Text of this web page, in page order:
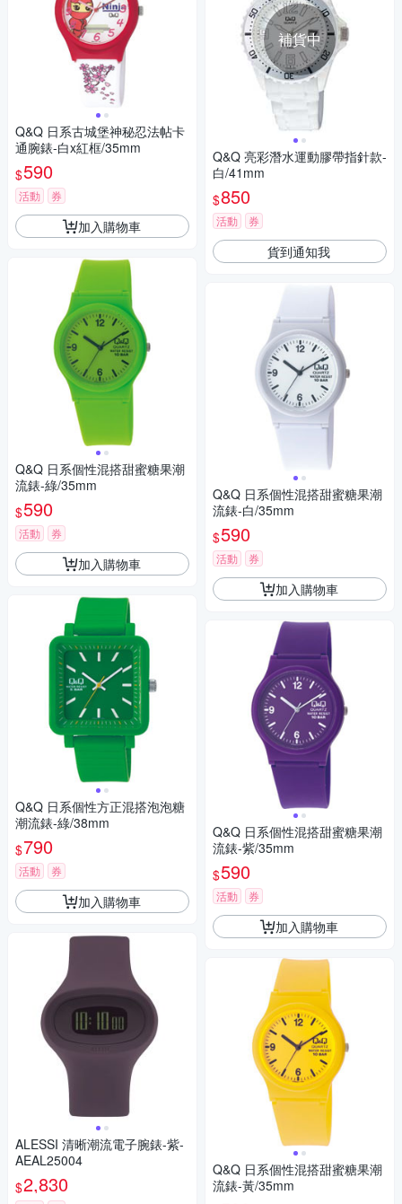
Q&Q 日系古城堡神秘忍法帖卡
通腕錶-白x紅框/35mm
$590
活動 券
加入購物車
Q&Q 日系個性混搭甜蜜糖果潮
流錶-綠/35mm
$590
活動 券
加入購物車
Q&Q 日系個性方正混搭泡泡糖
潮流錶-綠/38mm
$790
活動 券
加入購物車
ALESSI 清晰潮流電子腕錶-紫-
AEAL25004
$2,830
補貨中
Q&Q 亮彩潛水運動膠帶指針款-
白/41mm
$850
活動 券
貨到通知我
Q&Q 日系個性混搭甜蜜糖果潮
流錶-白/35mm
$590
活動 券
加入購物車
Q&Q 日系個性混搭甜蜜糖果潮
流錶-紫/35mm
$590
活動 券
加入購物車
Q&Q 日系個性混搭甜蜜糖果潮
流錶-黃/35mm